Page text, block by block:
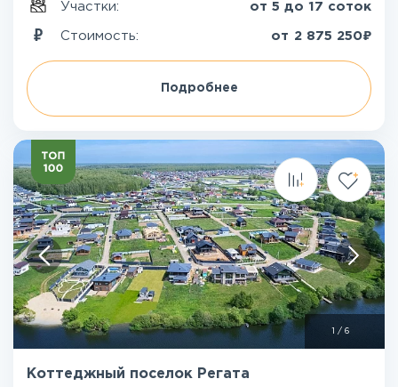
Участки: от 5 до 17 соток
Стоимость: от 2 875 250₽
Подробнее
/ 6
Коттеджный поселок Регата